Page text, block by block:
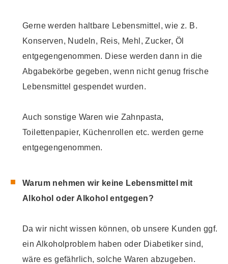
Gerne werden haltbare Lebensmittel, wie z. B.
Konserven, Nudeln, Reis, Mehl, Zucker, Öl
entgegengenommen. Diese werden dann in die
Abgabekörbe gegeben, wenn nicht genug frische
Lebensmittel gespendet wurden.
Auch sonstige Waren wie Zahnpasta,
Toilettenpapier, Küchenrollen etc. werden gerne
entgegengenommen.
Warum nehmen wir keine Lebensmittel mit
Alkohol oder Alkohol entgegen?
Da wir nicht wissen können, ob unsere Kunden ggf.
ein Alkoholproblem haben oder Diabetiker sind,
wäre es gefährlich, solche Waren abzugeben.